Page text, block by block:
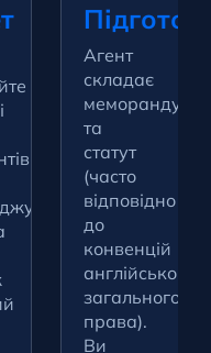
Агент
складає
меморандум
та
статут
(часто
відповідно
до
конвенцій
англійського
загального
права).
Ви